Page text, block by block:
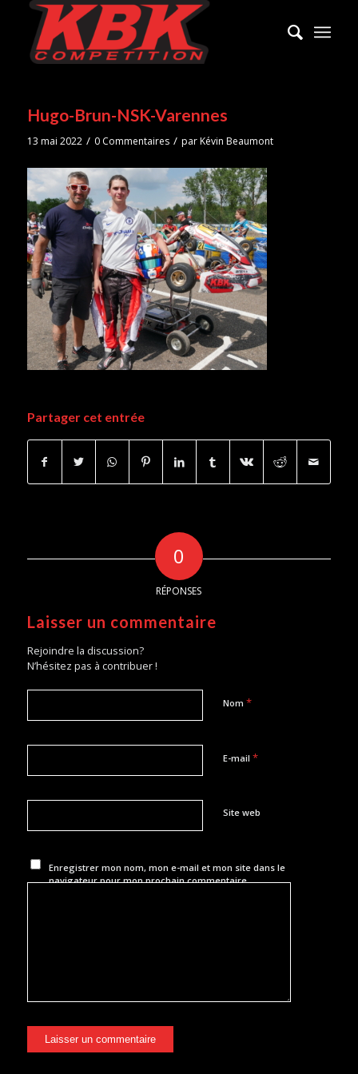
Hugo-Brun-NSK-Varennes
13 mai 2022 / 0 Commentaires / parKévin Beaumont
Partager cet entrée
0
RÉPONSES
Laisser un commentaire
Rejoindre la discussion?
N’hésitez pas à contribuer !
Nom *
E-mail *
Site web
Enregistrer mon nom, mon e-mail et mon site dans le
navigateur pour mon prochain commentaire.